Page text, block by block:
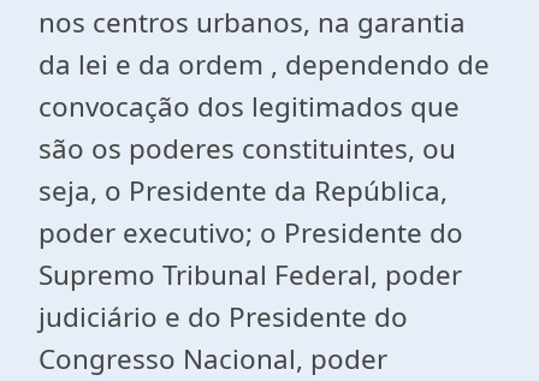
nos centros urbanos, na garantia
da lei e da ordem , dependendo de
convocação dos legitimados que
são os poderes constituintes, ou
seja, o Presidente da República,
poder executivo; o Presidente do
Supremo Tribunal Federal, poder
judiciário e do Presidente do
Congresso Nacional, poder